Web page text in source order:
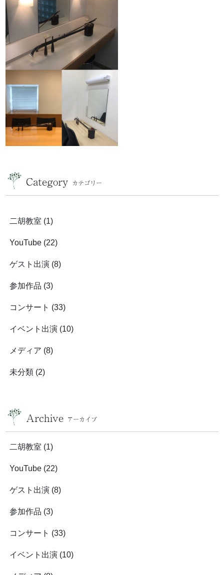
Category カテゴリー
二胡教室 (1)
YouTube (22)
ゲスト出演 (8)
参加作品 (3)
コンサート (33)
イベント出演 (10)
メディア (8)
未分類 (2)
Archive アーカイブ
二胡教室 (1)
YouTube (22)
ゲスト出演 (8)
参加作品 (3)
コンサート (33)
イベント出演 (10)